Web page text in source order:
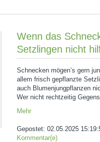
Wenn das
Setzlingen nicht
Schnecken mögen’s gern
allem frisch gepflanzte
auch Blumenjungpflanzen
Wer nicht rechtzeitig
Mehr
Gepostet: 02.05.2025
Kommentar(e)